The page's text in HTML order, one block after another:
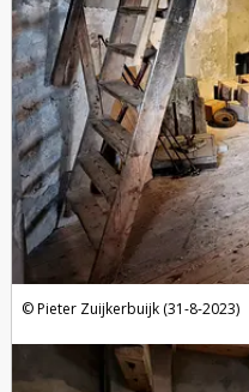
Pieter Zuijkerbuijk (31-8-2023)